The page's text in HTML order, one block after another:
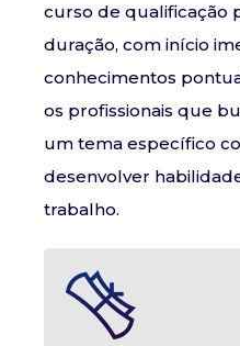
curso de qualificação
duração, com início
conhecimentos
os profissionais que
um tema específico
desenvolver
trabalho.